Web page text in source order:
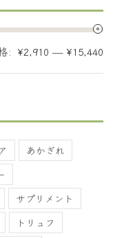
: ¥2,910 — ¥15,440
あかぎれ
サプリメント
トリュフ